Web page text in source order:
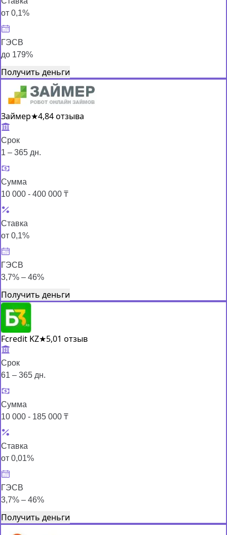
от 0,1%
ГЭСВ
до 179%
Получить деньги
Займер★4,84 отзыва
Срок
1 – 365 дн.
Сумма
10 000 - 400 000 ₸
Ставка
от 0,1%
ГЭСВ
3,7% – 46%
Получить деньги
Fcredit KZ★5,01 отзыв
Срок
61 – 365 дн.
Сумма
10 000 - 185 000 ₸
Ставка
от 0,01%
ГЭСВ
3,7% – 46%
Получить деньги